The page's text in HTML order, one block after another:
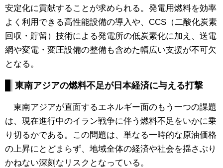
安定化に貢献することが求められる。発電用燃料を効率
よく利用できる高性能設備の導入や、CCS（二酸化炭素
回収・貯留）技術による発電所の低炭素化に加え、送電
網や変電・変圧設備の整備も含めた幅広い支援が不可欠
となる。
東南アジアの燃料不足が日本経済に与える打撃
東南アジアが直面するエネルギー面のもう一つの課題
は、現在進行中のイラン戦争に伴う燃料不足をいかに乗
り切るかである。この問題は、単なる一時的な原油価格
の上昇にとどまらず、地域全体の経済や社会を揺さぶり
かねない深刻なリスクとなっている。